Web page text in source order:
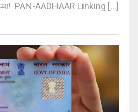
PAN-AADHAAR Linking [...]